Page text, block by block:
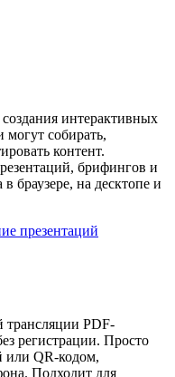
интерактивных
могут собирать,
контент.
брифингов и
браузере, на десктопе и
презентаций
трансляции PDF-
регистрации. Просто
или QR-кодом,
Подходит для